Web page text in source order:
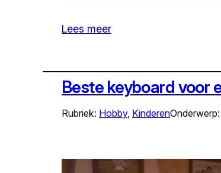
Lees meer
Beste keyboard voor
Rubriek: Hobby, KinderenOnderwerp: